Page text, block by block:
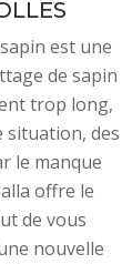
est une
de sapin
trop long,
situation, des
le manque
offre le
de vous
nouvelle